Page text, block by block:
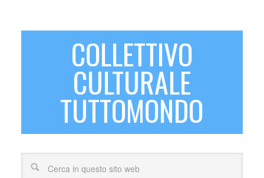
COLLETTIVO
CULTURALE
TUTTOMONDO